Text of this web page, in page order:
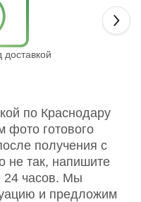
по Краснодару
готового
получения с
не так, напишите
24 часов. Мы
и предложим